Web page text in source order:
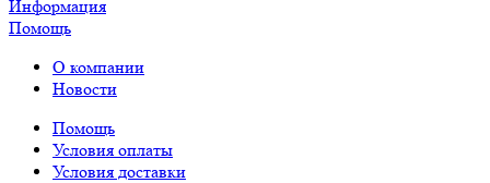
Информация
Помощь
О компании
Новости
Помощь
Условия оплаты
Условия доставки